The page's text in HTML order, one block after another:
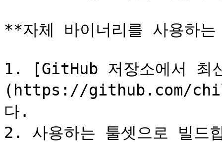
**자체 바이너리를 사용하
1. [GitHub 저장소에서 최
(https://github.com/
다.
2. 사용하는 툴셋으로 빌드